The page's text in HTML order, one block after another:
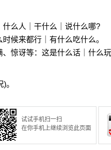
么人｜干什么｜说什么哪?
候来都行｜有什么吃什么。
惊讶等：这是什么话｜什么
。
试试手机扫一扫
在你手机上继续浏览此页面